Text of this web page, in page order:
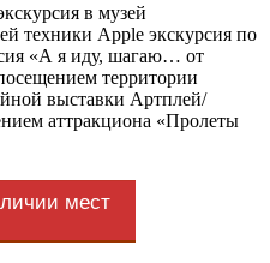
в музей
техники Apple экскурсия по
«А я иду, шагаю… от
территории
выставки Артплей/
аттракциона «Пролеты
мест